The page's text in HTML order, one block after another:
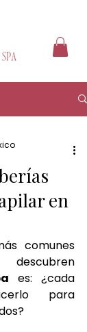
en
comunes
es: ¿cada
para